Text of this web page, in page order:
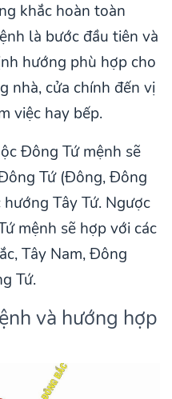
khắc hoàn toàn
là bước đầu tiên và
hướng phù hợp cho
nhà, cửa chính đến vị
việc hay bếp.
Đông Tứ mệnh sẽ
Tứ (Đông, Đông
hướng Tây Tứ. Ngược
mệnh sẽ hợp với các
Tây Nam, Đông
Tứ.
và hướng hợp